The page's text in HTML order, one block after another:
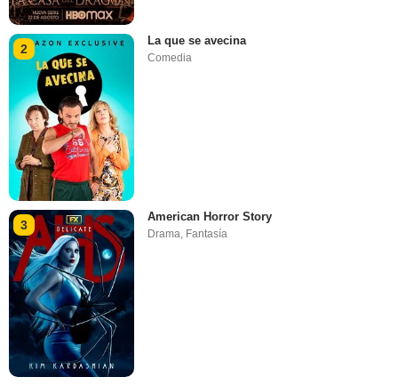
2
La que se avecina
Comedia
3
American Horror Story
Drama, Fantasía